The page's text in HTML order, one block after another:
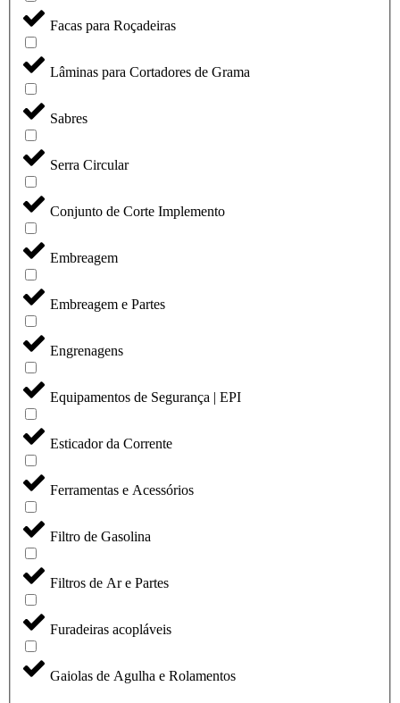
Facas para Roçadeiras
Lâminas para Cortadores de Grama
Sabres
Serra Circular
Conjunto de Corte Implemento
Embreagem
Embreagem e Partes
Engrenagens
Equipamentos de Segurança | EPI
Esticador da Corrente
Ferramentas e Acessórios
Filtro de Gasolina
Filtros de Ar e Partes
Furadeiras acopláveis
Gaiolas de Agulha e Rolamentos